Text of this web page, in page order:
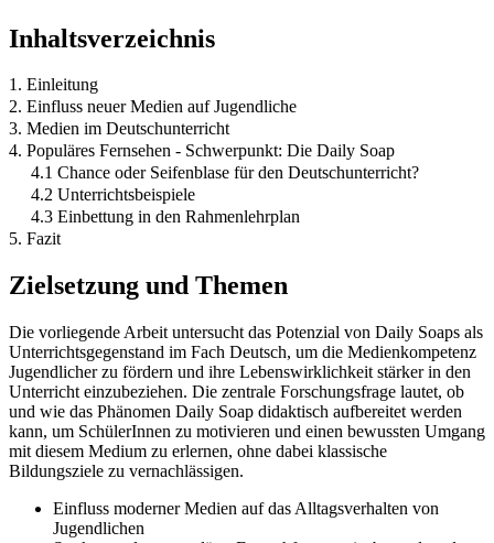
Inhaltsverzeichnis
1. Einleitung
2. Einfluss neuer Medien auf Jugendliche
3. Medien im Deutschunterricht
4. Populäres Fernsehen - Schwerpunkt: Die Daily Soap
4.1 Chance oder Seifenblase für den Deutschunterricht?
4.2 Unterrichtsbeispiele
4.3 Einbettung in den Rahmenlehrplan
5. Fazit
Zielsetzung und Themen
Die vorliegende Arbeit untersucht das Potenzial von Daily Soaps als
Unterrichtsgegenstand im Fach Deutsch, um die Medienkompetenz
Jugendlicher zu fördern und ihre Lebenswirklichkeit stärker in den
Unterricht einzubeziehen. Die zentrale Forschungsfrage lautet, ob
und wie das Phänomen Daily Soap didaktisch aufbereitet werden
kann, um SchülerInnen zu motivieren und einen bewussten Umgang
mit diesem Medium zu erlernen, ohne dabei klassische
Bildungsziele zu vernachlässigen.
Einfluss moderner Medien auf das Alltagsverhalten von
Jugendlichen